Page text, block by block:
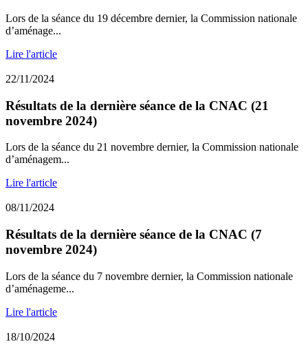
Lors de la séance du 19 décembre dernier, la Commission nationale
d’aménage...
Lire l'article
22/11/2024
Résultats de la dernière séance de la CNAC (21
novembre 2024)
Lors de la séance du 21 novembre dernier, la Commission nationale
d’aménagem...
Lire l'article
08/11/2024
Résultats de la dernière séance de la CNAC (7
novembre 2024)
Lors de la séance du 7 novembre dernier, la Commission nationale
d’aménageme...
Lire l'article
18/10/2024